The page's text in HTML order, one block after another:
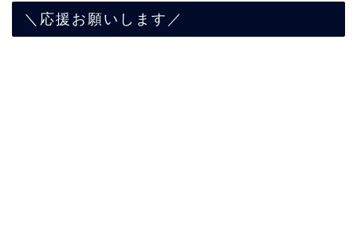
＼応援お願いします／